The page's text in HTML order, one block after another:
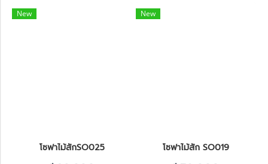
New
โซฟาไม้สักSO025
New
โซฟาไม้สัก SO019